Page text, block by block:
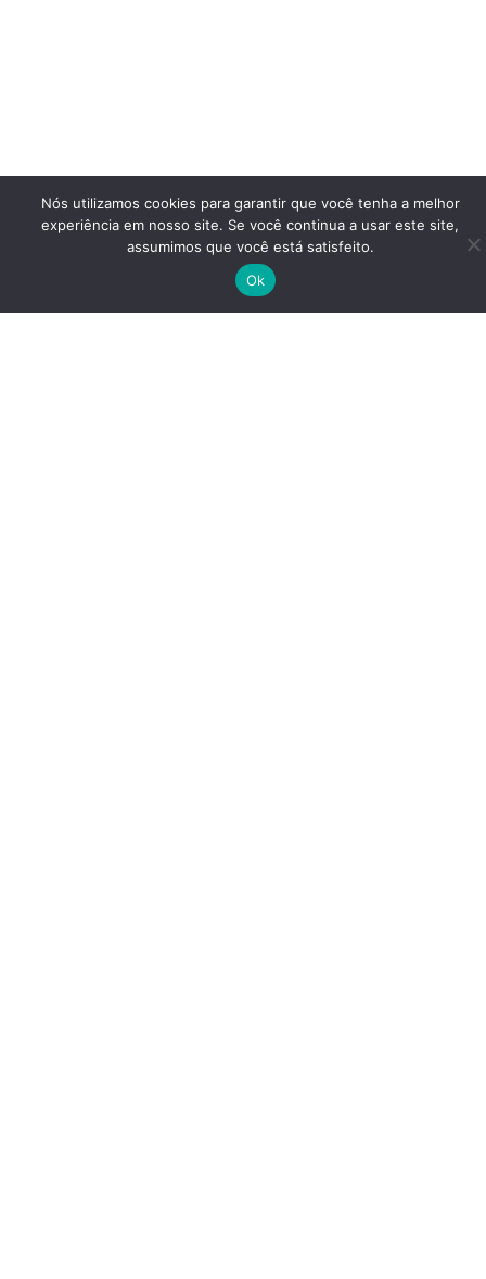
Nós utilizamos cookies para garantir que você tenha a melhor
experiência em nosso site. Se você continua a usar este site,
assumimos que você está satisfeito.
Ok